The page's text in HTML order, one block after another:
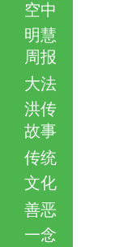
空中
明慧
周报
大法
洪传
故事
传统
文化
善恶
一念